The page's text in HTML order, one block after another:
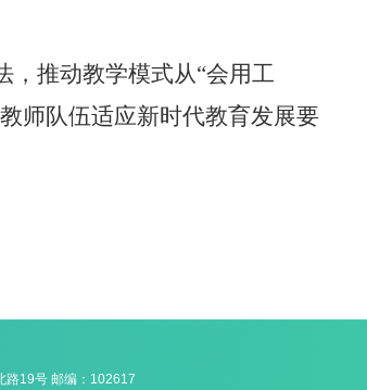
，推动教学模式从“会用工
师队伍适应新时代教育发展要
路19号 邮编：102617